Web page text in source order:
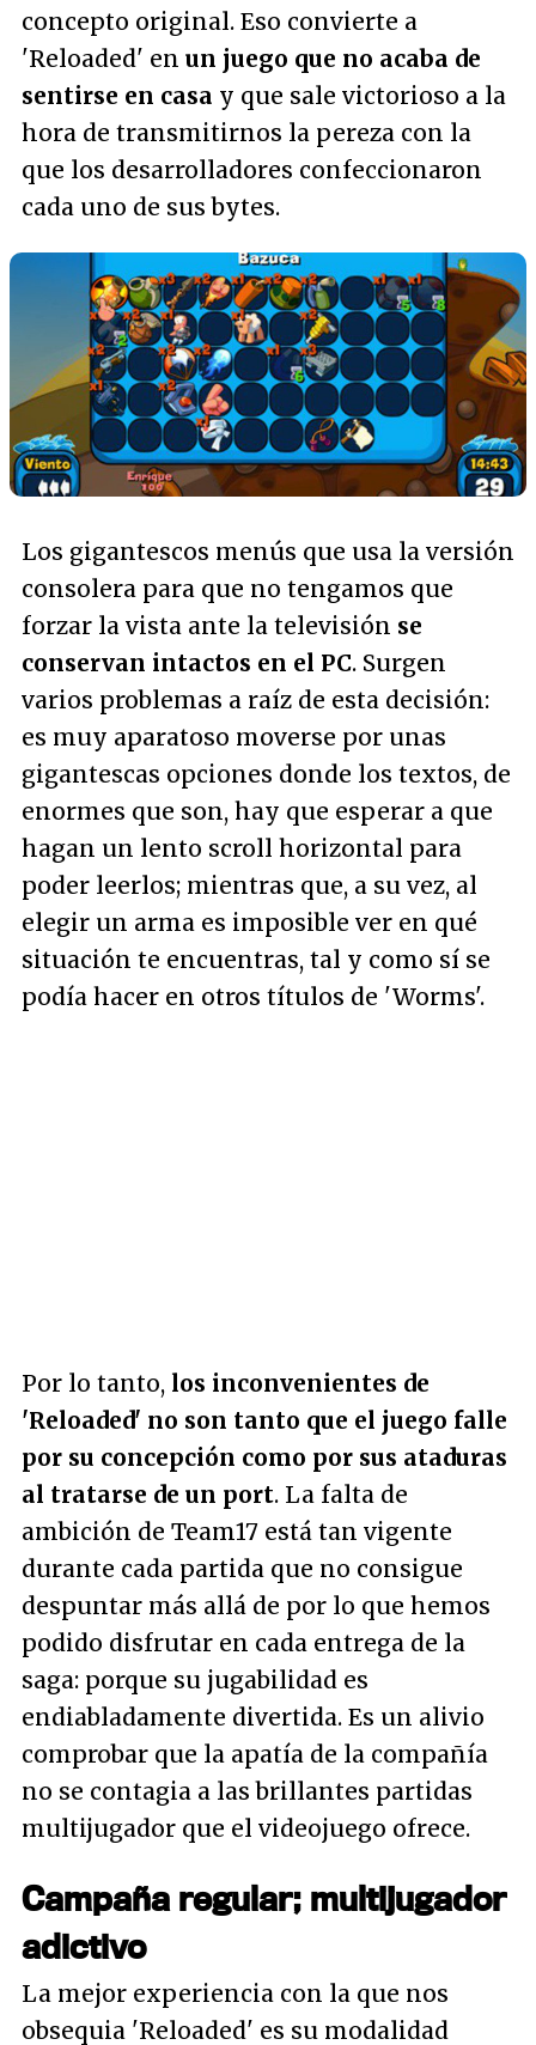
concepto original. Eso convierte a
'Reloaded' en un juego que no acaba de
sentirse en casa y que sale victorioso a la
hora de transmitirnos la pereza con la
que los desarrolladores confeccionaron
cada uno de sus bytes.
Los gigantescos menús que usa la versión
consolera para que no tengamos que
forzar la vista ante la televisión se
conservan intactos en el PC. Surgen
varios problemas a raíz de esta decisión:
es muy aparatoso moverse por unas
gigantescas opciones donde los textos, de
enormes que son, hay que esperar a que
hagan un lento scroll horizontal para
poder leerlos; mientras que, a su vez, al
elegir un arma es imposible ver en qué
situación te encuentras, tal y como sí se
podía hacer en otros títulos de 'Worms'.
Por lo tanto, los inconvenientes de
'Reloaded' no son tanto que el juego falle
por su concepción como por sus ataduras
al tratarse de un port. La falta de
ambición de Team17 está tan vigente
durante cada partida que no consigue
despuntar más allá de por lo que hemos
podido disfrutar en cada entrega de la
saga: porque su jugabilidad es
endiabladamente divertida. Es un alivio
comprobar que la apatía de la compañía
no se contagia a las brillantes partidas
multijugador que el videojuego ofrece.
Campaña regular; multijugador
adictivo
La mejor experiencia con la que nos
obsequia 'Reloaded' es su modalidad